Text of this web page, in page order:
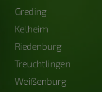
Greding
Kelheim
Riedenburg
Treuchtlingen
Weißenburg